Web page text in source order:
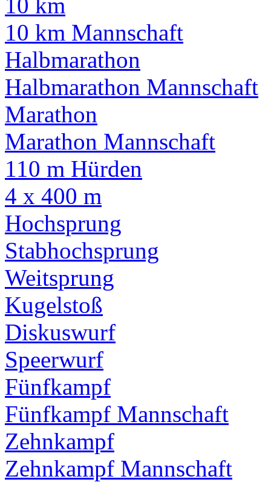
10 km Mannschaft
Halbmarathon
Halbmarathon Mannschaft
Marathon
Marathon Mannschaft
110 m Hürden
4 x 400 m
Hochsprung
Stabhochsprung
Weitsprung
Kugelstoß
Diskuswurf
Speerwurf
Fünfkampf
Fünfkampf Mannschaft
Zehnkampf
Zehnkampf Mannschaft